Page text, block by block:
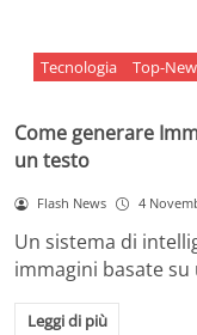
Tecnologia Top-
Come generare
un testo
Flash News 4
Un sistema di
immagini basate
Leggi di più